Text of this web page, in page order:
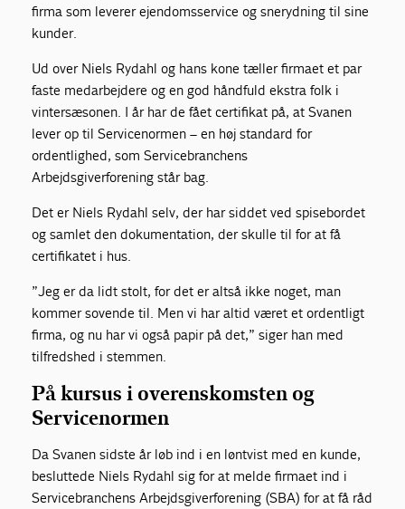
firma som leverer ejendomsservice og snerydning til sine
kunder.
Ud over Niels Rydahl og hans kone tæller firmaet et par
faste medarbejdere og en god håndfuld ekstra folk i
vintersæsonen. I år har de fået certifikat på, at Svanen
lever op til Servicenormen – en høj standard for
ordentlighed, som Servicebranchens
Arbejdsgiverforening står bag.
Det er Niels Rydahl selv, der har siddet ved spisebordet
og samlet den dokumentation, der skulle til for at få
certifikatet i hus.
”Jeg er da lidt stolt, for det er altså ikke noget, man
kommer sovende til. Men vi har altid været et ordentligt
firma, og nu har vi også papir på det,” siger han med
tilfredshed i stemmen.
På kursus i overenskomsten og
Servicenormen
Da Svanen sidste år løb ind i en løntvist med en kunde,
besluttede Niels Rydahl sig for at melde firmaet ind i
Servicebranchens Arbejdsgiverforening (SBA) for at få råd